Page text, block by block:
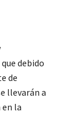
debido
de
llevarán a
la